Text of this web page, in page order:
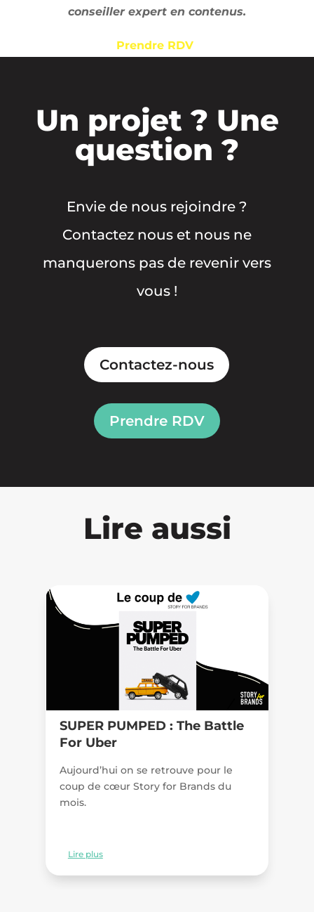
conseiller expert en contenus.
Prendre RDV
Un projet ? Une
question ?
Envie de nous rejoindre ?
Contactez nous et nous ne
manquerons pas de revenir vers
vous !
Contactez-nous
Prendre RDV
Lire aussi
SUPER PUMPED : The Battle
For Uber
Aujourd’hui on se retrouve pour le
coup de cœur Story for Brands du
mois.
Lire plus